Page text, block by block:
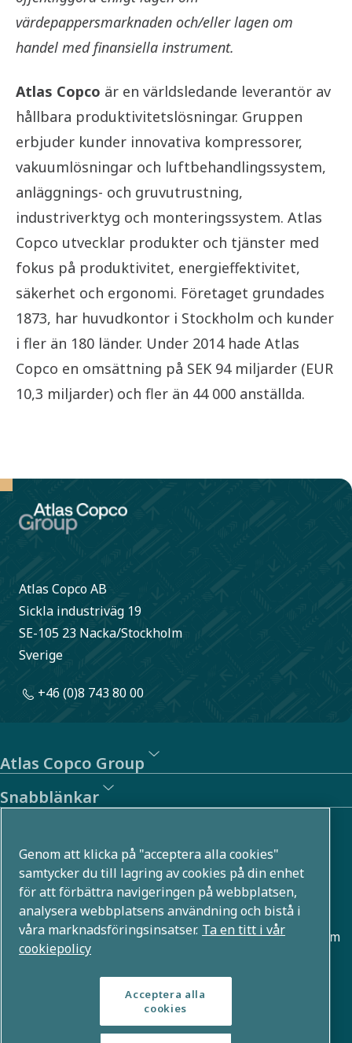
värdepappersmarknaden och/eller lagen om
handel med finansiella instrument.
Atlas Copco är en världsledande leverantör av
hållbara produktivitetslösningar. Gruppen
erbjuder kunder innovativa kompressorer,
vakuumlösningar och luftbehandlingssystem,
anläggnings- och gruvutrustning,
industriverktyg och monteringssystem. Atlas
Copco utvecklar produkter och tjänster med
fokus på produktivitet, energieffektivitet,
säkerhet och ergonomi. Företaget grundades
1873, har huvudkontor i Stockholm och kunder
i fler än 180 länder. Under 2014 hade Atlas
Copco en omsättning på SEK 94 miljarder (EUR
10,3 miljarder) och fler än 44 000 anställda.
Atlas Copco AB
Sickla industriväg 19
SE-105 23 Nacka/Stockholm
Sverige
+46 (0)8 743 80 00
Atlas Copco Group
Snabblänkar
Atlas Copco Group utvecklar innovativa lösningar i flera
affärsområden, till exempel inom tryckluft, vakuum,
industri- och energiteknik. Med en global portfölj som
rymmer över 80 varumärken möjliggör vi teknologier som
formar framtiden.
Genom att klicka på "acceptera alla cookies"
samtycker du till lagring av cookies på din enhet
för att förbättra navigeringen på webbplatsen,
analysera webbplatsens användning och bistå i
våra marknadsföringsinsatser. Ta en titt i vår
cookiepolicy
Acceptera alla
cookies